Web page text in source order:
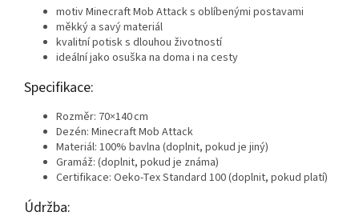
motiv Minecraft Mob Attack s oblíbenými postavami
měkký a savý materiál
kvalitní potisk s dlouhou životností
ideální jako osuška na doma i na cesty
Specifikace:
Rozměr: 70×140 cm
Dezén: Minecraft Mob Attack
Materiál: 100% bavlna (doplnit, pokud je jiný)
Gramáž: (doplnit, pokud je známa)
Certifikace: Oeko-Tex Standard 100 (doplnit, pokud platí)
Údržba: